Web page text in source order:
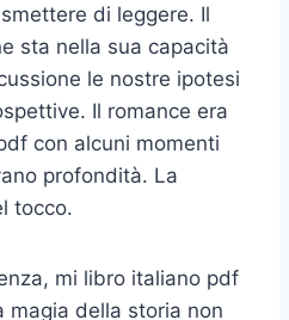
di leggere. Il
sta nella sua capacità
le nostre ipotesi
Il romance era
con alcuni momenti
profondità. La
tocco.
mi libro italiano pdf
magia della storia non